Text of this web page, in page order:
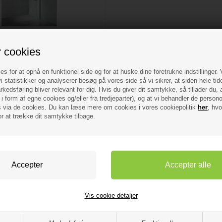
cookies
for at opnå en funktionel side og for at huske dine foretrukne indstillinger.
statistikker og analyserer besøg på vores side så vi sikrer, at siden hele
bliver relevant for dig. Hvis du giver dit samtykke, så tillader
form af egne cookies og/eller fra tredjeparter), og at vi behandler de
via de cookies. Du kan læse mere om cookies i vores cookiepolitik her,
at trække dit samtykke tilbage.
Vis cookie detaljer
forhængsstang
fra Cassøe 80 cm i klart glas
200 cm høj
forhængsstang på 100 cm
Blank aluprofil
- VVS nr: 674946140